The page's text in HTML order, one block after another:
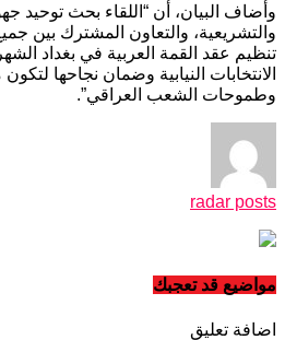
وأضاف البيان، أن “اللقاء بحث توحيد
والتشريعية، والتعاون المشترك بين
تنظيم عقد القمة العربية في بغداد الشهر
الانتخابات النيابية وضمان نجاحها
وطموحات الشعب العراقي”.
radar posts
مواضيع قد تعجبك
اضافة تعليق